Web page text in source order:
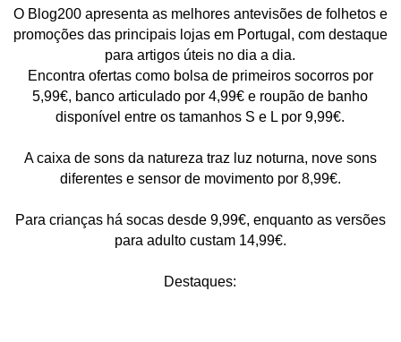
O Blog200 apresenta as melhores antevisões de folhetos e
promoções das principais lojas em Portugal, com destaque
para artigos úteis no dia a dia.
Encontra ofertas como bolsa de primeiros socorros por
5,99€, banco articulado por 4,99€ e roupão de banho
disponível entre os tamanhos S e L por 9,99€.
A caixa de sons da natureza traz luz noturna, nove sons
diferentes e sensor de movimento por 8,99€.
Para crianças há socas desde 9,99€, enquanto as versões
para adulto custam 14,99€.
Destaques: